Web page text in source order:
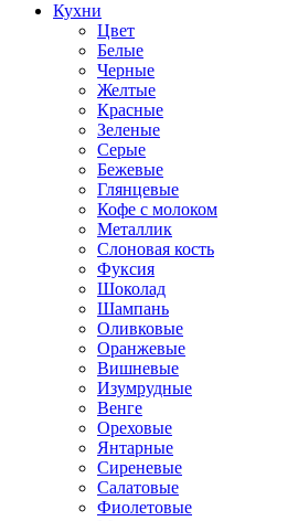
Кухни
Цвет
Белые
Черные
Желтые
Красные
Зеленые
Серые
Бежевые
Глянцевые
Кофе с молоком
Металлик
Слоновая кость
Фуксия
Шоколад
Шампань
Оливковые
Оранжевые
Вишневые
Изумрудные
Венге
Ореховые
Янтарные
Сиреневые
Салатовые
Фиолетовые